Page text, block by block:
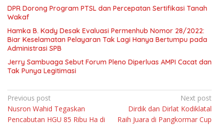
DPR Dorong Program PTSL dan Percepatan Sertifikasi Tanah
Wakaf
Hamka B. Kady Desak Evaluasi Permenhub Nomor 28/2022:
Biar Keselamatan Pelayaran Tak Lagi Hanya Bertumpu pada
Administrasi SPB
Jerry Sambuaga Sebut Forum Pleno Diperluas AMPI Cacat dan
Tak Punya Legitimasi
Navigasi
pos
Previous post
Nusron Wahid Tegaskan
Pencabutan HGU 85 Ribu Ha di
Next post
Dirdik dan Dirlat Kodiklatal
Raih Juara di Pangkormar Cup